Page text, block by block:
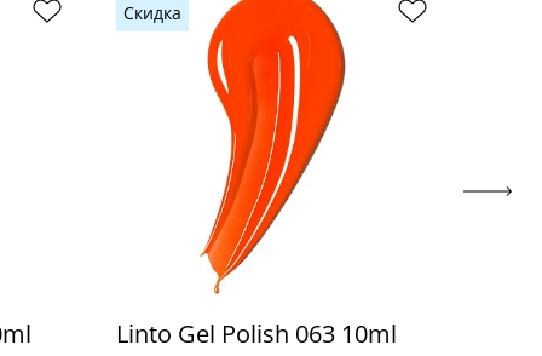
Скидка
Linto Gel Polish 063 10ml